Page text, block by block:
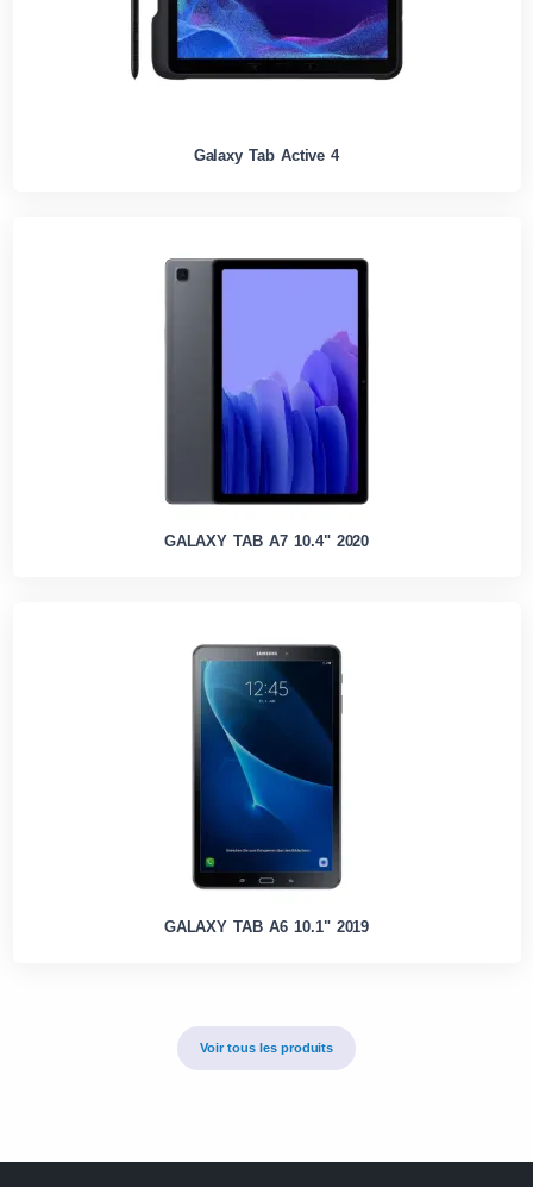
Galaxy Tab Active 4
GALAXY TAB A7 10.4" 2020
GALAXY TAB A6 10.1" 2019
Voir tous les produits